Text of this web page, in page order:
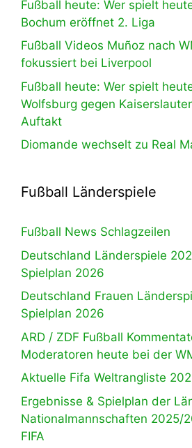
Fußball heute: Wer spielt
Bochum eröffnet 2. Liga
Fußball Videos Muñoz nach
fokussiert bei Liverpool
Fußball heute: Wer spielt
Wolfsburg gegen
Auftakt
Diomande wechselt zu Real
Fußball Länderspiele
Fußball News Schlagzeilen
Deutschland Länderspiele
Spielplan 2026
Deutschland Frauen
Spielplan 2026
ARD / ZDF Fußball
Moderatoren heute bei der
Aktuelle Fifa Weltrangliste
Ergebnisse & Spielplan der
Nationalmannschaften 2025/
FIFA